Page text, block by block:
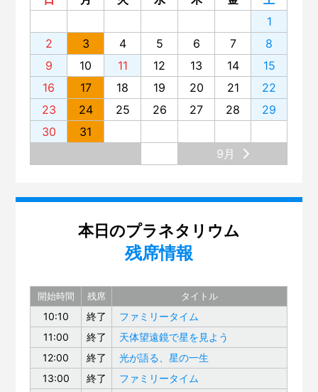
1
2
3 4 5 6 7
8
9
10 11 12 13 14
15
16
17 18 19 20 21
22
23
24 25 26 27 28
29
30
31
9月
本日のプラネタリウム
残席情報
開始時間 残席 タイトル
10:10 終了
ファミリータイム
11:00
終了
天体望遠鏡で星を見よう
12:00
終了
光が語る、星の一生
13:00
終了
ファミリータイム